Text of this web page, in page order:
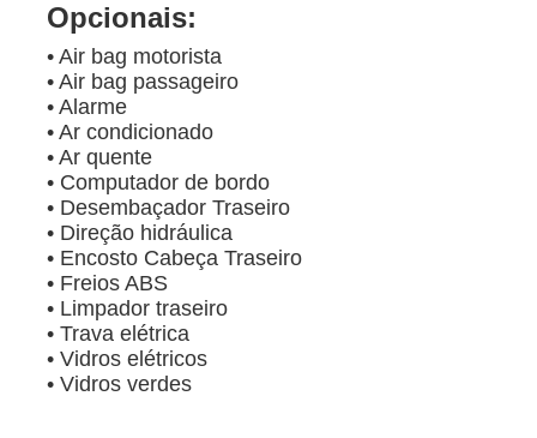
Opcionais:
• Air bag motorista
• Air bag passageiro
• Alarme
• Ar condicionado
• Ar quente
• Computador de bordo
• Desembaçador Traseiro
• Direção hidráulica
• Encosto Cabeça Traseiro
• Freios ABS
• Limpador traseiro
• Trava elétrica
• Vidros elétricos
• Vidros verdes